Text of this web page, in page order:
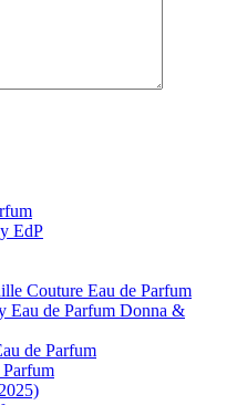
EdP
Couture Eau de Parfum
Eau de Parfum Donna &
de Parfum
Parfum